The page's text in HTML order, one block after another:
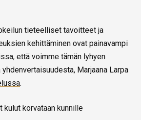
tieteelliset tavoitteet ja
kehittäminen ovat painavampi
että voimme tämän lyhyen
Marjaana Larpa
.
kulut korvataan kunnille